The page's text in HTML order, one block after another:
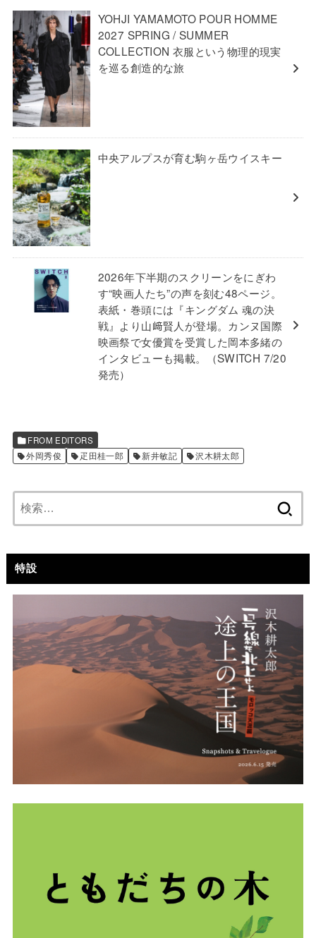
YOHJI YAMAMOTO POUR HOMME
2027 SPRING / SUMMER
COLLECTION 衣服という物理的現実
を巡る創造的な旅
中央アルプスが育む駒ヶ岳ウイスキー
2026年下半期のスクリーンをにぎわ
す“映画人たち”の声を刻む48ページ。
表紙・巻頭には『キングダム 魂の決
戦』より山﨑賢人が登場。カンヌ国際
映画祭で女優賞を受賞した岡本多緒の
インタビューも掲載。（SWITCH 7/20
発売）
FROM EDITORS
外岡秀俊
疋田桂一郎 新井敏記 沢木耕太郎
特設